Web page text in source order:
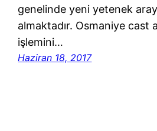
genelinde yeni yetenek
almaktadır. Osmaniye cast
işlemini…
Haziran 18, 2017